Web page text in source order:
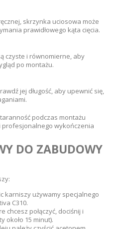
skrzynka uciosowa może
prawidłowego kąta cięcia.
czyste i równomierne, aby
po montażu.
jej długość, aby upewnić się,
podczas montażu
profesjonalnego wykończenia
DO ZABUDOWY
karniszy używamy specjalnego
C310.
chcesz połączyć, dociśnij i
około 15 minut).